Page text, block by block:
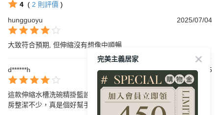
4 ( 2 則評價 )
hungguoyu
2025/07/04
大致符合預期, 但伸縮沒有想像中順暢
d******h 2025/04/15
這款伸縮水槽洗碗精掛籃設計精巧，安裝簡單，使用方便，讓我廚
房整潔不少，真是個好幫手！
完美主義居家